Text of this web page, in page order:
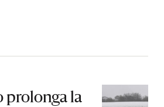
prolonga la